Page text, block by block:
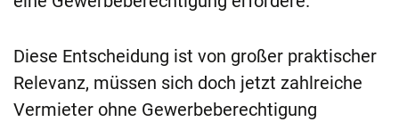
Diese Entscheidung ist von großer praktischer
Relevanz, müssen sich doch jetzt zahlreiche
Vermieter ohne Gewerbeberechtigung